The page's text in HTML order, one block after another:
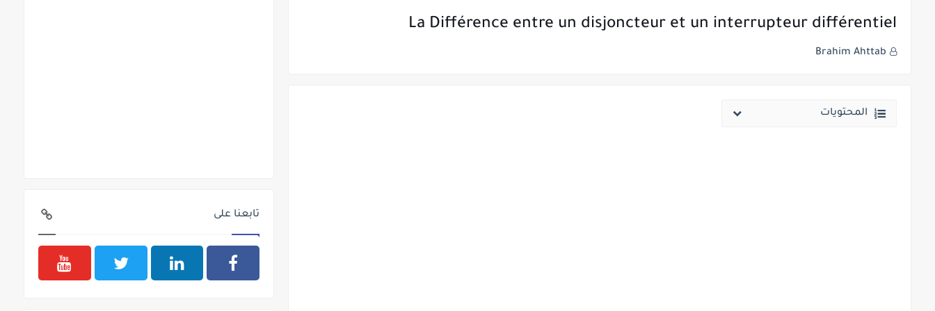
La Différence entre un disjoncteur et un interrupteur différentiel
Brahim Ahttab
المحتويات
تابعنا على